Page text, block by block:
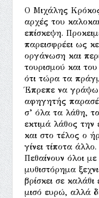
Ο Μιχάλης Κρόκος
αρχές του
επίσκεψη.
παρεισφρέει ως
οργάνωση και
τουρισμού και
ότι τώρα τα
Έπρεπε να γράψω
αφηγητής
σ’ όλα τα λάθη,
εκτιμά λάθος την
και στο τέλος ο
γίνει τίποτα
Πεθαίνουν όλοι
μυθιστόρημα
βρίσκει σε
μισό ευρώ, αλλά